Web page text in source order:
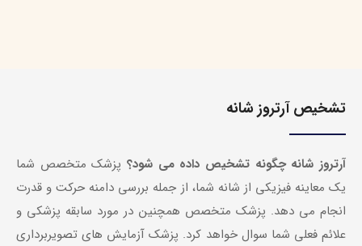
تشخیص آرتروز شانه
آرتروز شانه چگونه تشخیص داده می شود؟ پزشک متخصص شما
یک معاینه فیزیکی از شانه شما، از جمله بررسی دامنه حرکت و قدرت
انجام می دهد. پزشک متخصص همچنین در مورد سابقه پزشکی و
علائم فعلی شما سوال خواهد کرد. پزشک آزمایش های تصویربرداری